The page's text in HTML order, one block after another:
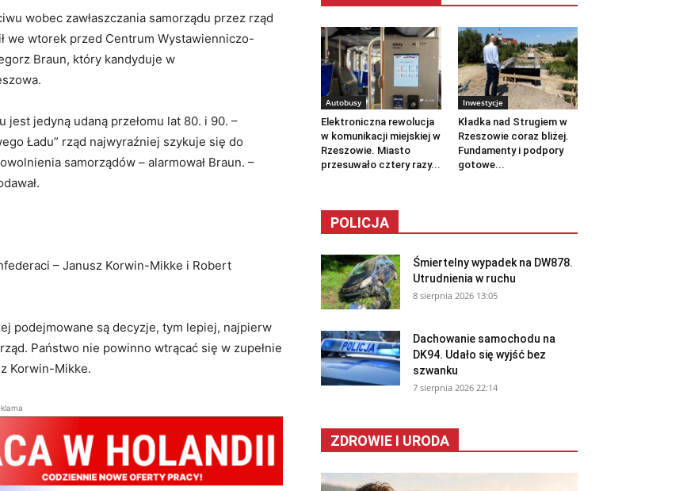
wobec zawłaszczania samorządu przez rząd
we wtorek przed Centrum Wystawienniczo-
Braun, który kandyduje w
jedyną udaną przełomu lat 80. i 90. –
Ładu” rząd najwyraźniej szykuje się do
samorządów – alarmował Braun. –
– Janusz Korwin-Mikke i Robert
podejmowane są decyzje, tym lepiej, najpierw
Państwo nie powinno wtrącać się w zupełnie
Korwin-Mikke.
Autobusy
Elektroniczna rewolucja
w komunikacji miejskiej w
Rzeszowie. Miasto
przesuwało cztery razy...
Inwestycje
Kładka nad Strugiem w
Rzeszowie coraz bliżej.
Fundamenty i podpory
gotowe...
POLICJA
Śmiertelny wypadek na DW878.
Utrudnienia w ruchu
8 sierpnia 2026 13:05
Dachowanie samochodu na
DK94. Udało się wyjść bez
szwanku
7 sierpnia 2026 22:14
ZDROWIE I URODA